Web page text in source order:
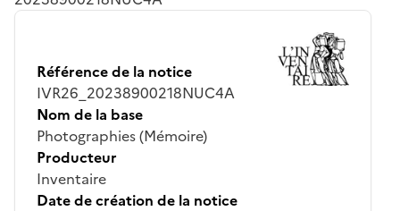
Référence de la notice
IVR26_20238900218NUC4A
Nom de la base
Photographies (Mémoire)
Producteur
Inventaire
Date de création de la notice